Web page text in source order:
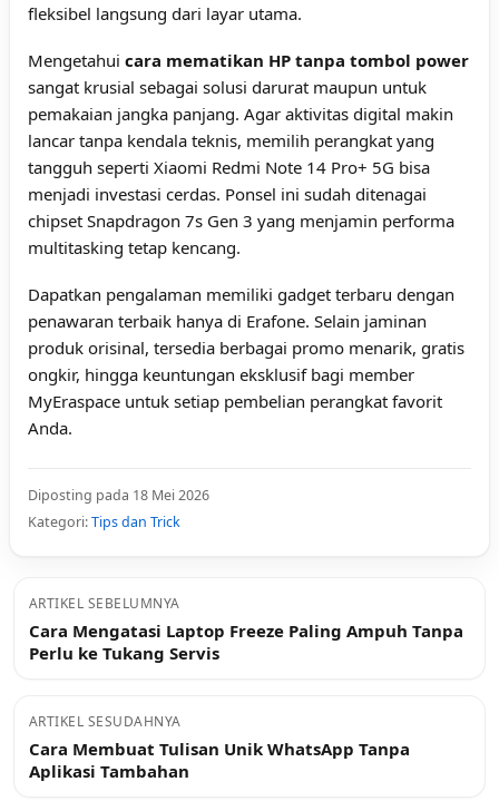
fleksibel langsung dari layar utama.
Mengetahui cara mematikan HP tanpa tombol power
sangat krusial sebagai solusi darurat maupun untuk
pemakaian jangka panjang. Agar aktivitas digital makin
lancar tanpa kendala teknis, memilih perangkat yang
tangguh seperti Xiaomi Redmi Note 14 Pro+ 5G bisa
menjadi investasi cerdas. Ponsel ini sudah ditenagai
chipset Snapdragon 7s Gen 3 yang menjamin performa
multitasking tetap kencang.
Dapatkan pengalaman memiliki gadget terbaru dengan
penawaran terbaik hanya di Erafone. Selain jaminan
produk orisinal, tersedia berbagai promo menarik, gratis
ongkir, hingga keuntungan eksklusif bagi member
MyEraspace untuk setiap pembelian perangkat favorit
Anda.
Diposting pada 18 Mei 2026
Kategori:Tips dan Trick
ARTIKEL SEBELUMNYA
Cara Mengatasi Laptop Freeze Paling Ampuh Tanpa
Perlu ke Tukang Servis
ARTIKEL SESUDAHNYA
Cara Membuat Tulisan Unik WhatsApp Tanpa
Aplikasi Tambahan